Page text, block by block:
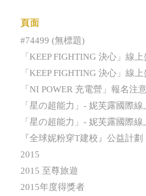
頁面
#74499 (無標題)
「KEEP FIGHTING 決心」線
「KEEP FIGHTING 決心」線
「NI POWER 充電營」報名注
「星の超能力」- 妮芙露國際
「星の超能力」- 妮芙露國際
『全球妮粉穿T建校』公益計劃
2015
2015 至尊旅遊
2015年度得獎者